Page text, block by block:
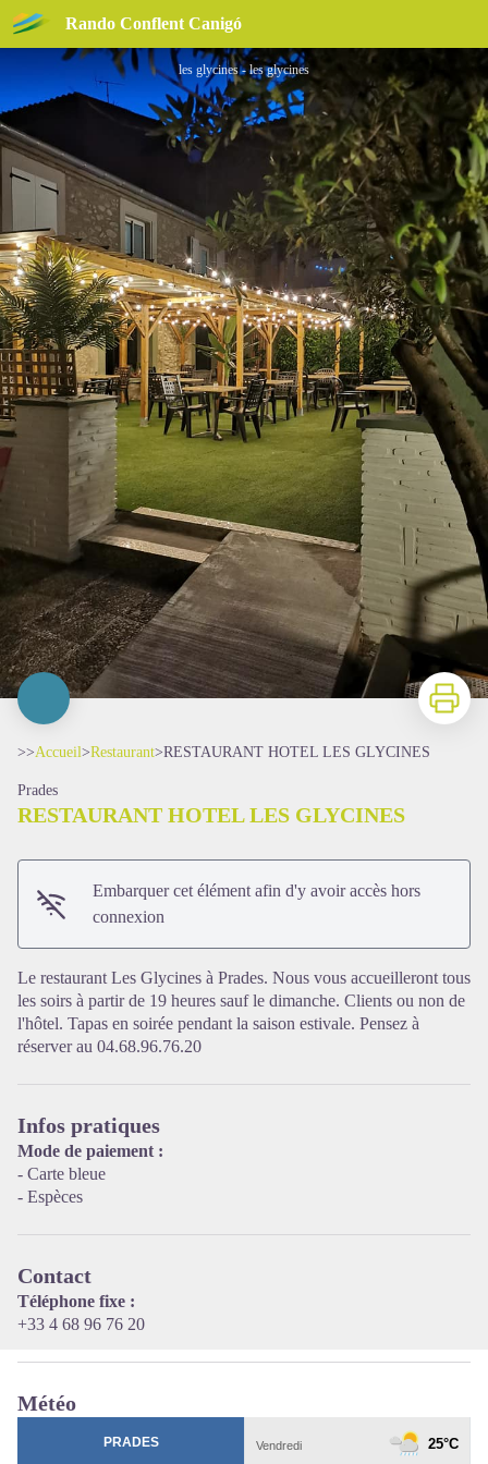
Rando Conflent Canigó
les glycines - les glycines
Voir l'image en plein écran
Imprimer
>>Accueil>Restaurant>RESTAURANT HOTEL LES GLYCINES
Prades
RESTAURANT HOTEL LES GLYCINES
Embarquer cet élément afin d'y avoir accès hors
connexion
Le restaurant Les Glycines à Prades. Nous vous accueilleront tous
les soirs à partir de 19 heures sauf le dimanche. Clients ou non de
l'hôtel. Tapas en soirée pendant la saison estivale. Pensez à
réserver au 04.68.96.76.20
Infos pratiques
Mode de paiement :
- Carte bleue
- Espèces
Contact
Téléphone fixe :
+33 4 68 96 76 20
Météo